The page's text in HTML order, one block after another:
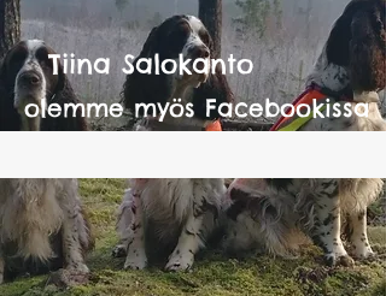
Tiina Salokanto
olemme myös Facebookissa